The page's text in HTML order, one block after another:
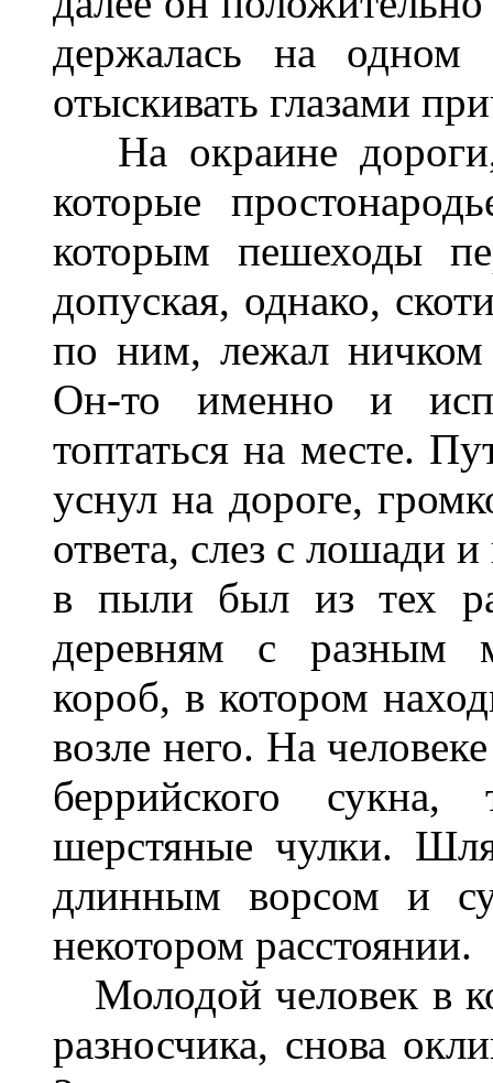
держалась на одном
отыскивать глазами
На окраине дороги,
которые
которым пешеходы
допуская, однако,
по ним, лежал ничком
Он-то именно и
топтаться на месте.
уснул на дороге,
ответа, слез с лошади
в пыли был из тех
деревням с разным
короб, в котором
возле него. На
беррийского
шерстяные чулки.
длинным ворсом и
некотором расстоянии.
Молодой человек в
разносчика, снова